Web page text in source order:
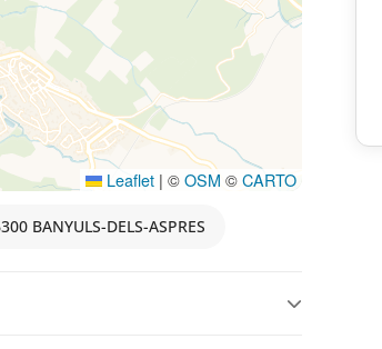
Leaflet | ©OSM ©CARTO
BANYULS-DELS-ASPRES